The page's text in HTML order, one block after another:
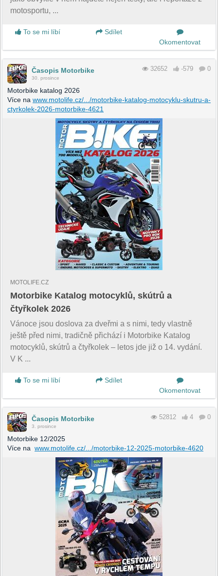
motosportu, ...
To se mi líbí
Sdílet
Okomentovat
Časopis Motorbike
30. prosince
32652 -579 0
Motorbike katalog 2026
Více na www.motolife.cz/.../motorbike-katalog-motocyklu-skutru-a-
ctyrkolek-2026-motorbike-4621
MOTOLIFE.CZ
Motorbike Katalog motocyklů, skútrů a
čtyřkolek 2026
Vánoce jsou doslova za dveřmi a s nimi, tedy vlastně
ještě před nimi, tradičně přichází i Motorbike Katalog
motocyklů, skútrů a čtyřkolek – letos jde již o 14. vydání.
V K ...
To se mi líbí
Sdílet
Okomentovat
Časopis Motorbike
3. prosince
52812 4 0
Motorbike 12/2025
Více na www.motolife.cz/.../motorbike-12-2025-motorbike-4620